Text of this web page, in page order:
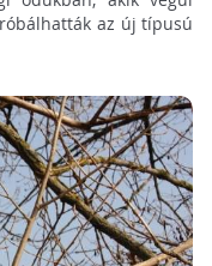
az új típusú